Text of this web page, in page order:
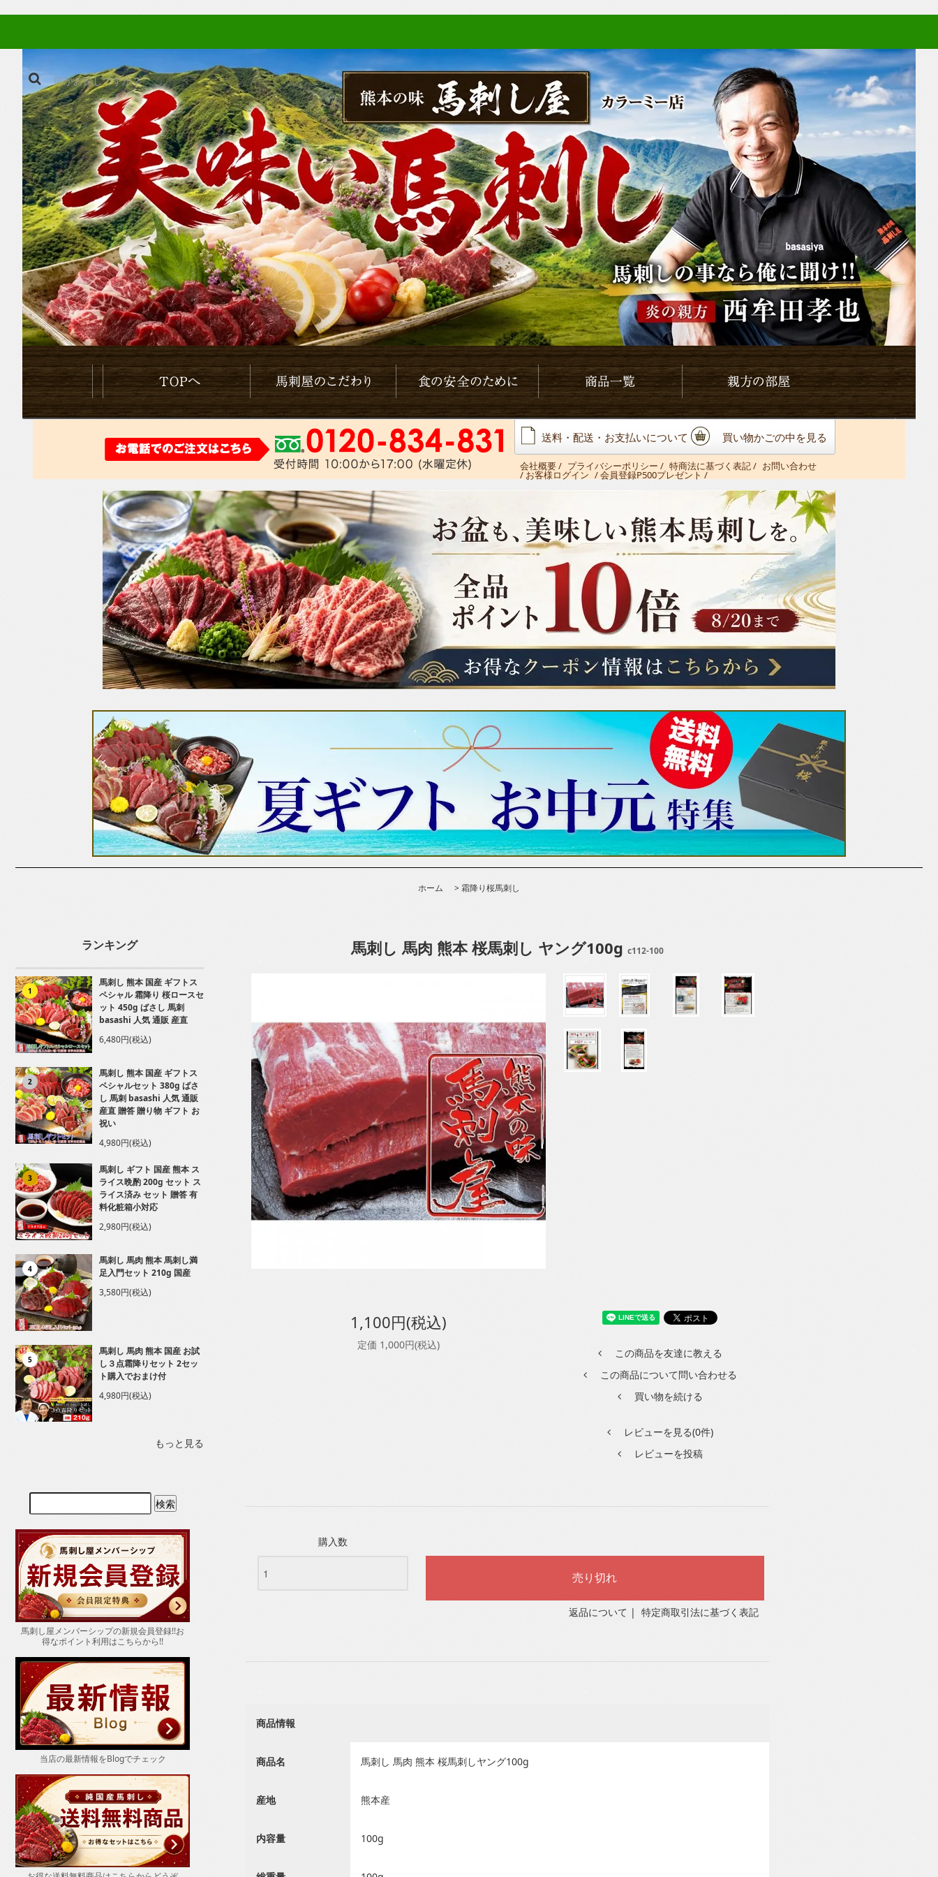
馬刺やのこだわり 食の安全の為に 親方の部屋
送料・配送・お支払いについて 買い物かごの中を見る
会社概要/ プライバシーポリシー / 特商法に基づく表記/ お問い合わせ
/ お客様ログイン / 会員登録P500プレゼント /
ホーム >霜降り桜馬刺し
ランキング
1
馬刺し 熊本 国産 ギフトス
ペシャル 霜降り 桜ロースセ
ット 450g ばさし 馬刺
basashi 人気 通販 産直
6,480円(税込)
2
馬刺し 熊本 国産 ギフトス
ペシャルセット 380g ばさ
し 馬刺 basashi 人気 通販
産直 贈答 贈り物 ギフト お
祝い
4,980円(税込)
3
馬刺し ギフト 国産 熊本 ス
ライス晩酌 200g セット ス
ライス済み セット 贈答 有
料化粧箱小対応
2,980円(税込)
4
馬刺し 馬肉 熊本 馬刺し満
足入門セット 210g 国産
3,580円(税込)
5
馬刺し 馬肉 熊本 国産 お試
し３点霜降りセット 2セッ
ト購入でおまけ付
4,980円(税込)
もっと見る
馬刺し屋メンバーシップの新規会員登録!!お
得なポイント利用はこちらから!!
当店の最新情報をBlogでチェック
馬刺し 馬肉 熊本 桜馬刺し ヤング100g c112-100
1,100円(税込)
定価 1,000円(税込)
この商品を友達に教える
この商品について問い合わせる
買い物を続ける
レビューを見る(0件)
レビューを投稿
購入数
返品について | 特定商取引法に基づく表記
商品情報
商品名 馬刺し 馬肉 熊本 桜馬刺しヤング100g
産地 熊本産
内容量 100g